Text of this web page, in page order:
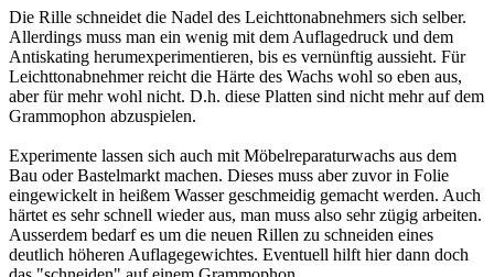
Die Rille schneidet die Nadel des Leichttonabnehmers sich selber.
Allerdings muss man ein wenig mit dem Auflagedruck und dem
Antiskating herumexperimentieren, bis es vernünftig aussieht. Für
Leichttonabnehmer reicht die Härte des Wachs wohl so eben aus,
aber für mehr wohl nicht. D.h. diese Platten sind nicht mehr auf dem
Grammophon abzuspielen.
Experimente lassen sich auch mit Möbelreparaturwachs aus dem
Bau oder Bastelmarkt machen. Dieses muss aber zuvor in Folie
eingewickelt in heißem Wasser geschmeidig gemacht werden. Auch
härtet es sehr schnell wieder aus, man muss also sehr zügig arbeiten.
Ausserdem bedarf es um die neuen Rillen zu schneiden eines
deutlich höheren Auflagegewichtes. Eventuell hilft hier dann doch